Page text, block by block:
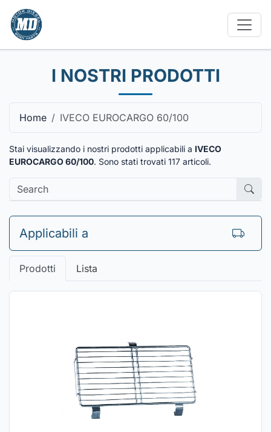
I NOSTRI PRODOTTI
Home IVECO EUROCARGO 60/100
Stai visualizzando i nostri prodotti applicabili a IVECO
EUROCARGO 60/100. Sono stati trovati 117 articoli.
Applicabili a
Prodotti Lista